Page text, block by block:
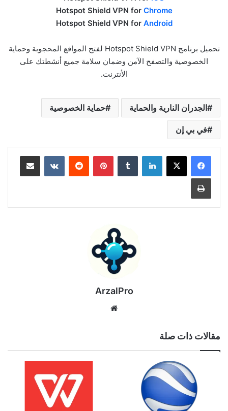
Hotspot Shield VPN for Chrome
Hotspot Shield VPN for Android
تحميل برنامج Hotspot Shield VPN لفتح المواقع المحجوبة وحماية
الخصوصية والتصفح الآمن وضمان سلامة جميع أنشطتك على
الأنترنت.
الجدران النارية والحماية حماية الخصوصية
في بي إن
لينكدإن بينتيريست مشاركة عبر البريد
طباعة
ArzalPro
مقالات ذات صلة